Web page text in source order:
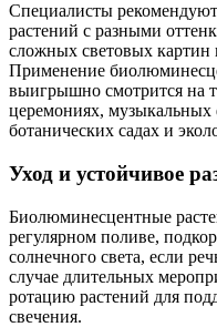
Специалисты рекомендуют
растений с разными
сложных световых картин
Применение
выигрышно смотрится на
церемониях, музыкальных
ботанических садах и
Уход и устойчивое
Биолюминесцентные
регулярном поливе,
солнечного света, если
случае длительных
ротацию растений для
свечения.